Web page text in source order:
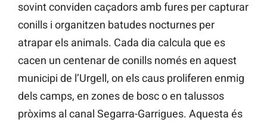
sovint conviden caçadors amb fures per capturar
conills i organitzen batudes nocturnes per
atrapar els animals. Cada dia calcula que es
cacen un centenar de conills només en aquest
municipi de l’Urgell, on els caus proliferen enmig
dels camps, en zones de bosc o en talussos
pròxims al canal Segarra-Garrigues. Aquesta és